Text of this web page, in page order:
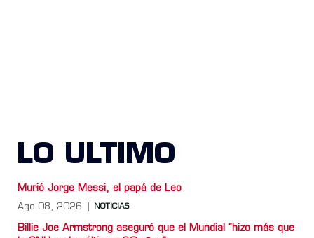
LO ULTIMO
Murió Jorge Messi, el papá de Leo
Ago 08, 2026 NOTICIAS
Billie Joe Armstrong aseguró que el Mundial “hizo más que